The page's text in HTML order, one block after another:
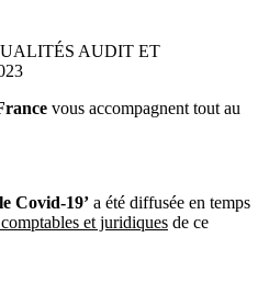
AUDIT ET
vous accompagnent tout au
Covid-19’ a été diffusée en temps
et juridiques de ce